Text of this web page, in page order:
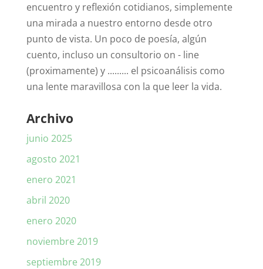
encuentro y reflexión cotidianos, simplemente
una mirada a nuestro entorno desde otro
punto de vista. Un poco de poesía, algún
cuento, incluso un consultorio on - line
(proximamente) y ......... el psicoanálisis como
una lente maravillosa con la que leer la vida.
Archivo
junio 2025
agosto 2021
enero 2021
abril 2020
enero 2020
noviembre 2019
septiembre 2019